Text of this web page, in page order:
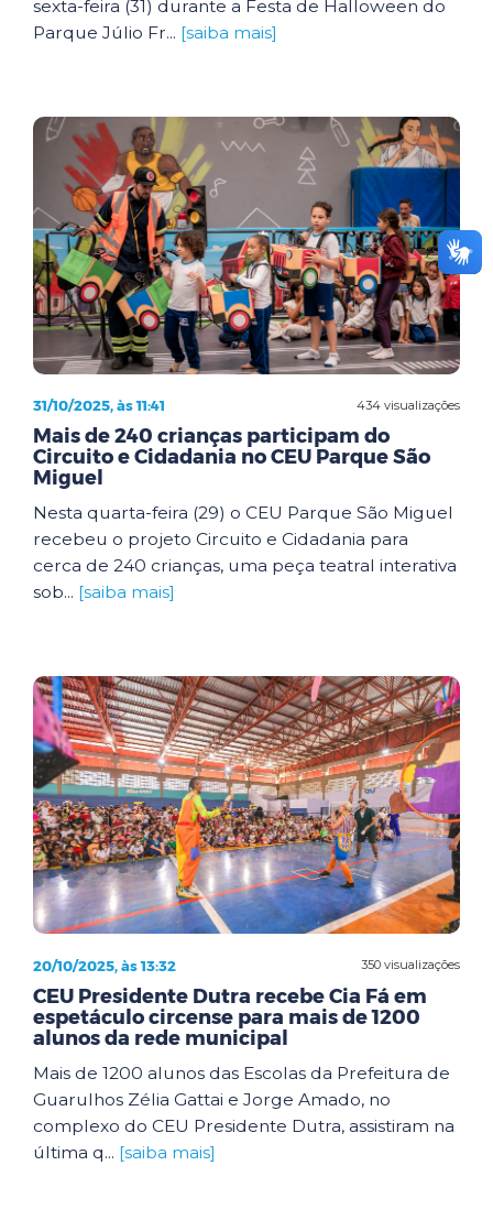
sexta-feira (31) durante a Festa de Halloween do
Parque Júlio Fr... [saiba mais]
434 visualizações
31/10/2025, às 11:41
Mais de 240 crianças participam do
Circuito e Cidadania no CEU Parque São
Miguel
Nesta quarta-feira (29) o CEU Parque São Miguel
recebeu o projeto Circuito e Cidadania para
cerca de 240 crianças, uma peça teatral interativa
sob... [saiba mais]
350 visualizações
20/10/2025, às 13:32
CEU Presidente Dutra recebe Cia Fá em
espetáculo circense para mais de 1200
alunos da rede municipal
Mais de 1200 alunos das Escolas da Prefeitura de
Guarulhos Zélia Gattai e Jorge Amado, no
complexo do CEU Presidente Dutra, assistiram na
última q... [saiba mais]